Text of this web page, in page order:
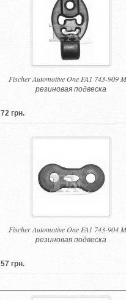
Fischer Automotive One FA1 743-909
резиновая подвеска
72 грн.
Fischer Automotive One FA1 743-904
резиновая подвеска
57 грн.